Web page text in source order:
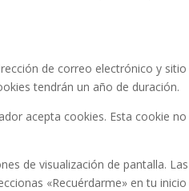
de correo electrónico y
tendrán un año de duración.
acepta cookies. Esta cookie
de visualización de pantalla.
«Recuérdarme» en tu